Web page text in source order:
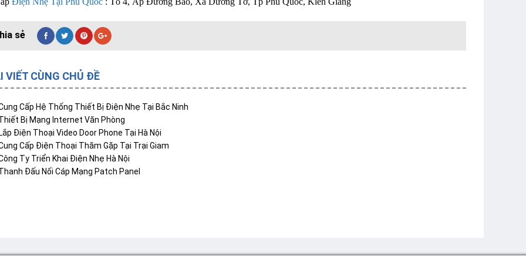
VIẾT CÙNG CHỦ ĐỀ
Cấp Hệ Thống Thiết Bị Điện Nhẹ Tại Bắc Ninh
Bị Mạng Internet Văn Phòng
Lắp Điện Thoại Video Door Phone Tại Hà Nội
Cấp Điện Thoại Thăm Gặp Tại Trại Giam
Ty Triển Khai Điện Nhẹ Hà Nội
Đấu Nối Cáp Mạng Patch Panel